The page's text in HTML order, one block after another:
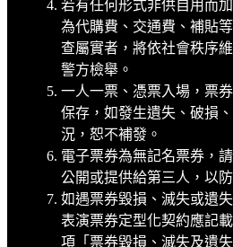
若有任何形式非供自用而
為代購費、交通費、補貼
查屬實者，將依社會秩序
警方檢舉。
一人一票、憑票入場，票
保存，如發生遺失、破損
況，恕不補發。
電子票券為無記名票券，
公開或提供給第三人，以
如遇票券毀損、滅失或遺
表演票券定型化契約應記
項「票券毀損、滅失及遺